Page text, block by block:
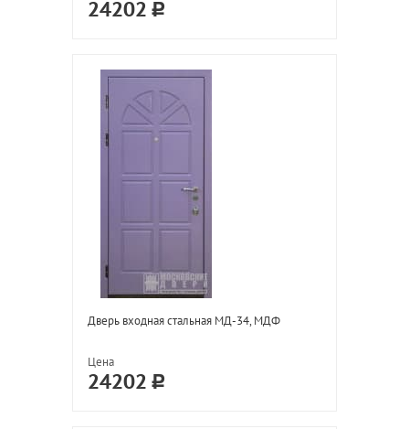
24202
Дверь входная стальная МД-34, МДФ
Цена
24202